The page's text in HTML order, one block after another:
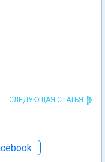
СЛЕДУЮЩАЯ СТАТЬЯ